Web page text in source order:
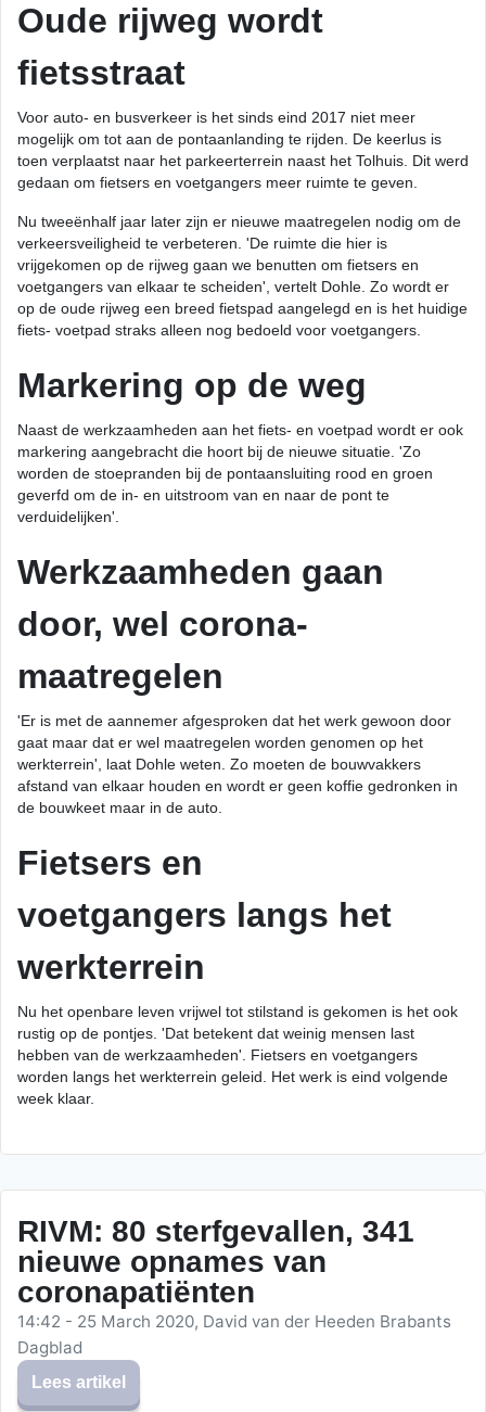
Oude rijweg wordt
fietsstraat
Voor auto- en busverkeer is het sinds eind 2017 niet meer
mogelijk om tot aan de pontaanlanding te rijden. De keerlus is
toen verplaatst naar het parkeerterrein naast het Tolhuis. Dit werd
gedaan om fietsers en voetgangers meer ruimte te geven.
Nu tweeënhalf jaar later zijn er nieuwe maatregelen nodig om de
verkeersveiligheid te verbeteren. 'De ruimte die hier is
vrijgekomen op de rijweg gaan we benutten om fietsers en
voetgangers van elkaar te scheiden', vertelt Dohle. Zo wordt er
op de oude rijweg een breed fietspad aangelegd en is het huidige
fiets- voetpad straks alleen nog bedoeld voor voetgangers.
Markering op de weg
Naast de werkzaamheden aan het fiets- en voetpad wordt er ook
markering aangebracht die hoort bij de nieuwe situatie. 'Zo
worden de stoepranden bij de pontaansluiting rood en groen
geverfd om de in- en uitstroom van en naar de pont te
verduidelijken'.
Werkzaamheden gaan
door, wel corona-
maatregelen
'Er is met de aannemer afgesproken dat het werk gewoon door
gaat maar dat er wel maatregelen worden genomen op het
werkterrein', laat Dohle weten. Zo moeten de bouwvakkers
afstand van elkaar houden en wordt er geen koffie gedronken in
de bouwkeet maar in de auto.
Fietsers en
voetgangers langs het
werkterrein
Nu het openbare leven vrijwel tot stilstand is gekomen is het ook
rustig op de pontjes. 'Dat betekent dat weinig mensen last
hebben van de werkzaamheden'. Fietsers en voetgangers
worden langs het werkterrein geleid. Het werk is eind volgende
week klaar.
RIVM: 80 sterfgevallen, 341
nieuwe opnames van
coronapatiënten
14:42 - 25 March 2020, David van der Heeden Brabants
Dagblad
Lees artikel